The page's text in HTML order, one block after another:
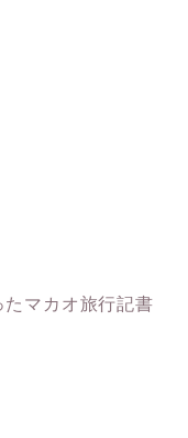
マカオ旅行記書